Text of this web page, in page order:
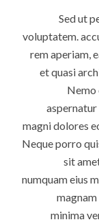
Sed ut
voluptatem.
rem aperiam,
et quasi
Nemo
magni dolores
Neque porro
sit
numquam eius
minima